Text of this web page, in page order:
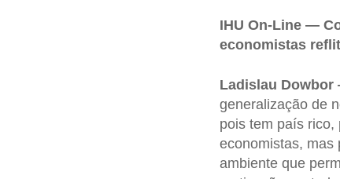
IHU On-Line —
economistas
Ladislau
generalização de
pois tem país rico,
economistas, mas
ambiente que